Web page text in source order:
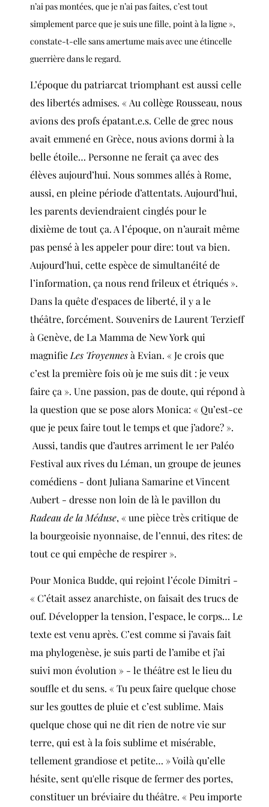
n’ai pas montées, que je n’ai pas faites, c’est tout
simplement parce que je suis une fille, point à la ligne »,
constate-t-elle sans amertume mais avec une étincelle
guerrière dans le regard.
L’époque du patriarcat triomphant est aussi celle
des libertés admises. « Au collège Rousseau, nous
avions des profs épatant.e.s. Celle de grec nous
avait emmené en Grèce, nous avions dormi à la
belle étoile… Personne ne ferait ça avec des
élèves aujourd’hui. Nous sommes allés à Rome,
aussi, en pleine période d’attentats. Aujourd’hui,
les parents deviendraient cinglés pour le
dixièmede tout ça. A l’époque, on n’aurait même
pas pensé à les appeler pour dire: tout va bien.
Aujourd’hui, cette espèce de simultanéité de
l’information, ça nous rend frileux et étriqués ».
Dans la quête d'espaces de liberté, il y a le
théâtre, forcément. Souvenirs de Laurent Terzieff
à Genève, de La Mamma de New York qui
magnifieLes Troyennesà Evian. « Je crois que
c’est la première fois où je me suis dit : je veux
faire ça ». Une passion, pas de doute, qui répond à
la question que se pose alors Monica: « Qu’est-ce
que je peux faire tout le temps et que j’adore? ».
Aussi, tandis que d’autres arriment le 1er Paléo
Festival aux rives du Léman, un groupe de jeunes
comédiens - dont Juliana Samarine et Vincent
Aubert - dresse non loin de là le pavillon du
Radeau de la Méduse, « une pièce très critique de
la bourgeoisie nyonnaise, de l’ennui, des rites: de
tout ce qui empêche de respirer ».
Pour Monica Budde, qui rejoint l’école Dimitri -
« C’était assez anarchiste, on faisait des trucs de
ouf. Développer la tension, l’espace, le corps… Le
texte est venu après. C’est comme si j’avais fait
ma phylogenèse, je suis parti de l’amibe et j’ai
suivi mon évolution » - le théâtre est le lieu du
souffle et du sens. « Tu peux faire quelque chose
sur les gouttes de pluie et c’est sublime. Mais
quelque chose qui ne dit rien de notre vie sur
terre, qui est à la fois sublime et misérable,
tellement grandiose et petite… » Voilà qu’elle
hésite, sent qu'elle risque de fermer des portes,
constituer un bréviaire du théâtre. « Peu importe